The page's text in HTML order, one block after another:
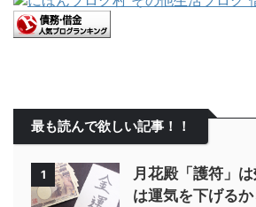
最も読んで欲しい記事！！
1
月花殿「護符」
は運気を下げる